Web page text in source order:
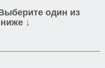
один из
↓